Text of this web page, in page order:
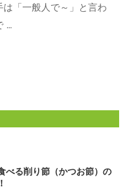
は「一般人で～」と言わ
...
べる削り節（かつお節）の